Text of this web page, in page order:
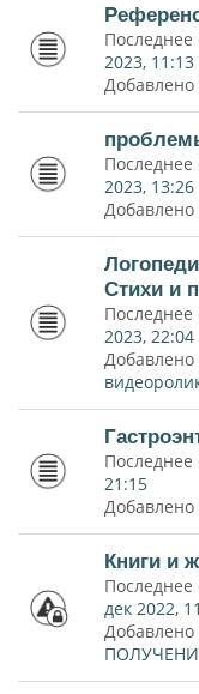
2023, 11:13
2023, 13:26
Стихи и
2023, 22:04
21:15
Книги и
дек 2022,